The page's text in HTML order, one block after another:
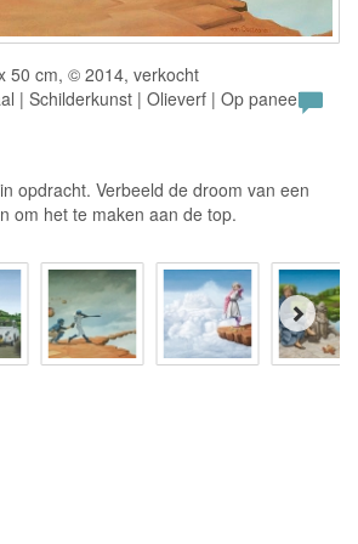
50 cm, © 2014, verkocht
| Schilderkunst | Olieverf | Op paneel
opdracht. Verbeeld de droom van een
om het te maken aan de top.